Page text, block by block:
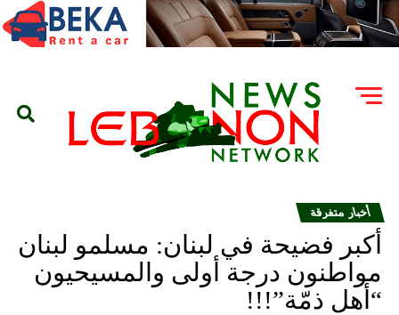
أخبار متفرقة
أكبر فضيحة في لبنان: مسلمو لبنان
مواطنون درجة أولى والمسيحيون
“أهل ذمّة”!!!